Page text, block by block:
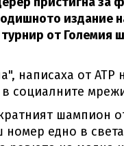
издание
от Големия
написаха от АТР
в социалните
шампион
едно в света